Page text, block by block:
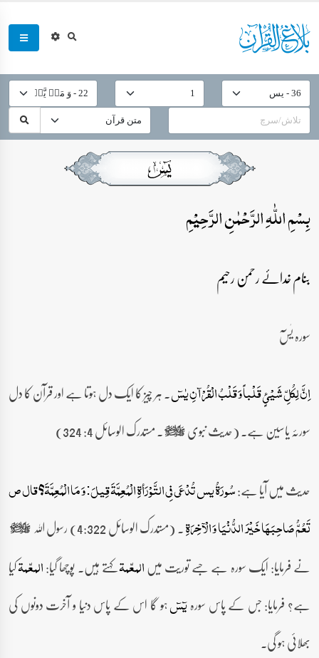
بِسۡمِ اللّٰہِ الرَّحۡمٰنِ الرَّحِیۡمِ
بنام خدائے رحمن رحیم
سورہ یٰسٓ
اِنَّ لِکُلِّ شَیْئٍ قَلْباً وَ قَلْبُ الْقُرْآنِ یٰسٓ۔ ہر چیز کا ایک دل ہوتا ہے اور قرآن کا دل
سورئہ یاسین ہے۔ (حدیث نبویصلى‌الله‌عليه‌وآله‌وسلم۔ مستدرک الوسائل 4: 324)
حدیث میں آیا ہے:سُورَۃُ یس تُدْعَی فِی التَّوْرَأۃِ الْمُعِمَّۃَ قِیلَ: وَ مَا الْمُعِمَّۃَ؟ قال ص
تَعُمُّ صَاحِبَھَا خَیْرَ الدُّنْیَا وَ الْآخِرَۃِ۔ (مستدرک الوسائل 4:322) رسول اللہ صلى‌الله‌عليه‌وآله‌وسلم
نے فرمایا: ایک سورہ ہے جسے توریت میںالمعّمۃکہتے ہیں۔ پوچھا گیا:المعّمۃکیا
ہے؟ فرمایا: جس کے پاس سورہیٓسٓہو گا اس کے پاس دنیا و آخرت دونوں کی
بھلائی ہو گی۔